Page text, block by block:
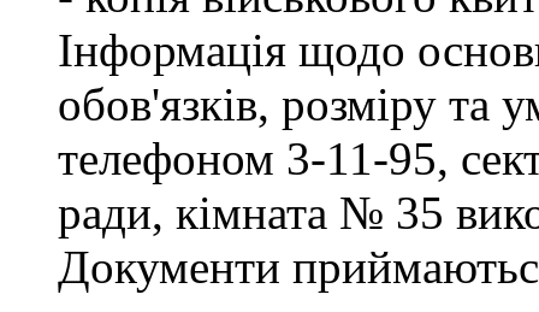
Інформація щодо
обов'язків, розміру та
телефоном 3-11-95,
ради, кімната № 35
Документи